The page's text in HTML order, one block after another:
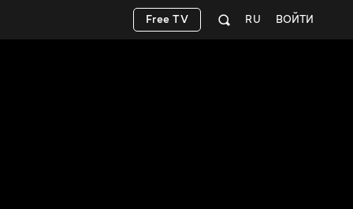
ВОЙТИ
RU
Free TV